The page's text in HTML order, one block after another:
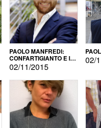
PAOLO MANFREDI:
CONFARTIGIANTO E IL
SONDAGGIO
02/11/2015
02/